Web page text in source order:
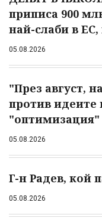
приписа 900
най-слаби в ЕС,
05.08.2026
"През август,
против идеите
"оптимизация"
05.08.2026
Г-н Радев, кой
05.08.2026